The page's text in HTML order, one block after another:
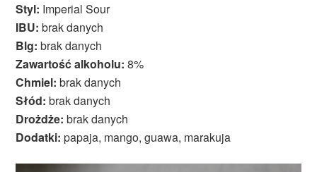
Styl: Imperial Sour
IBU: brak danych
Blg: brak danych
Zawartość alkoholu: 8%
Chmiel: brak danych
Słód: brak danych
Drożdże: brak danych
Dodatki: papaja, mango, guawa, marakuja